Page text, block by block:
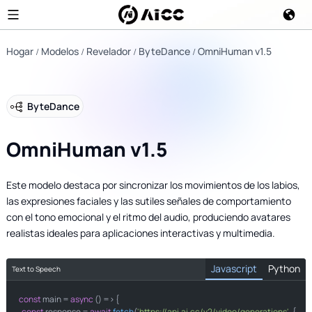
Hogar Modelos Revelador ByteDance OmniHuman v1.5
ByteDance
OmniHuman v1.5
Este modelo destaca por sincronizar los movimientos de los labios,
las expresiones faciales y las sutiles señales de comportamiento
con el tono emocional y el ritmo del audio, produciendo avatares
realistas ideales para aplicaciones interactivas y multimedia.
Text to Speech Javascript Python
const main = async () => {
import requests